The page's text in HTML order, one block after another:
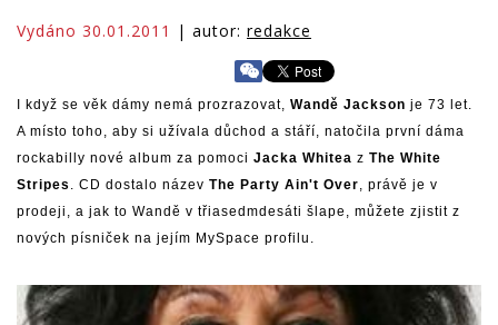
Vydáno 30.01.2011 | autor: redakce
I když se věk dámy nemá prozrazovat, Wandě Jackson je 73 let.
A místo toho, aby si užívala důchod a stáří, natočila první dáma
rockabilly nové album za pomoci Jacka Whitea z The White
Stripes . CD dostalo název The Party Ain't Over, právě je v
prodeji, a jak to Wandě v třiasedmdesáti šlape, můžete zjistit z
nových písniček na jejím MySpace profilu .